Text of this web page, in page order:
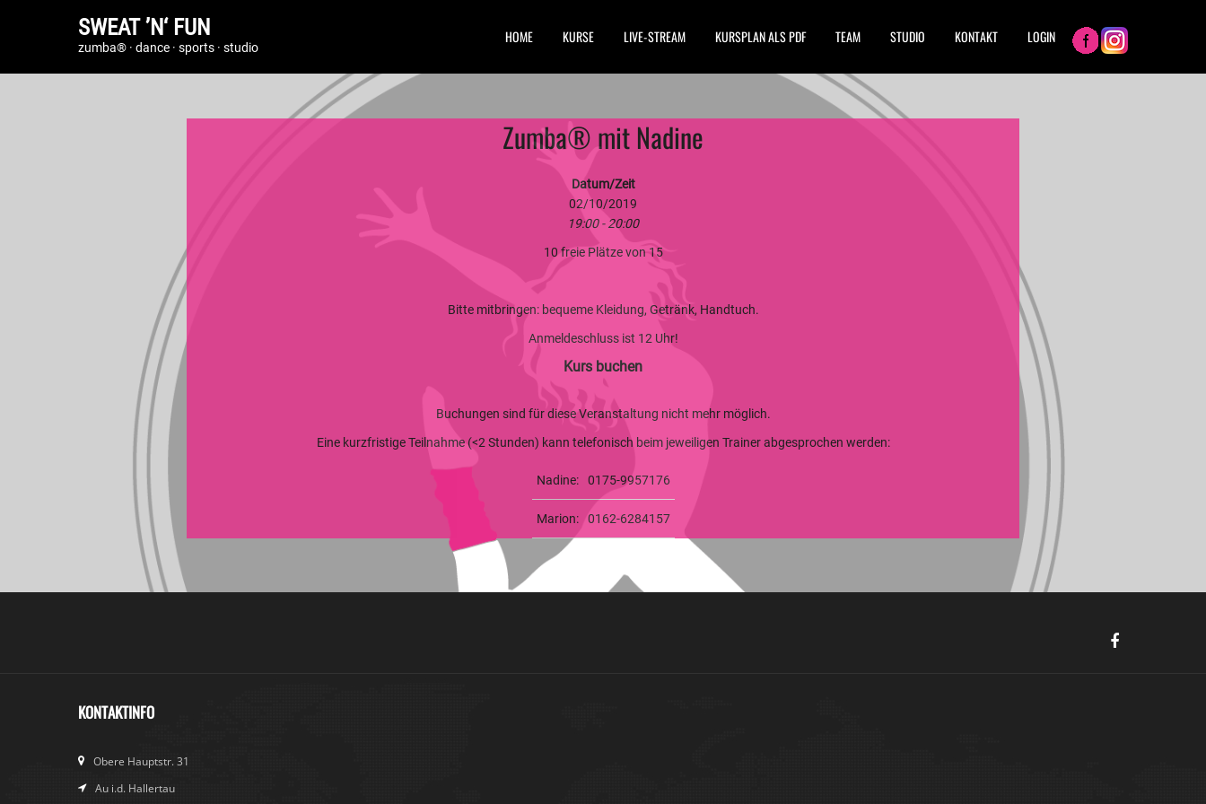
SWEAT ’N‘ FUN
zumba® · dance · sports · studio
HOME KURSE LIVE-STREAM KURSPLAN ALS PDF TEAM STUDIO KONTAKT LOGIN
Zumba® mit Nadine
Datum/Zeit
02/10/2019
19:00 - 20:00
10 freie Plätze von 15
Bitte mitbringen: bequeme Kleidung, Getränk, Handtuch.
Anmeldeschluss ist 12 Uhr!
Kurs buchen
Buchungen sind für diese Veranstaltung nicht mehr möglich.
Eine kurzfristige Teilnahme (<2 Stunden) kann telefonisch beim jeweiligen Trainer abgesprochen werden:
Nadine: 0175-9957176
Marion: 0162-6284157
KONTAKTINFO
Obere Hauptstr. 31
Au i.d. Hallertau